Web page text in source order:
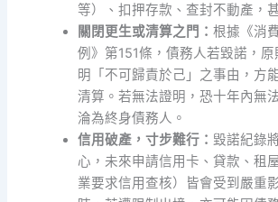
等）、扣押存款、查封不動產，
關閉更生或清算之門：根據《消
例》第151條，債務人若毀諾，
明「不可歸責於己」之事由，方
清算。若無法證明，恐十年內無
淪為終身債務人。
信用破產，寸步難行： 毀諾紀錄
心，未來申請信用卡、貸款、租
業要求信用查核）皆會受到嚴重